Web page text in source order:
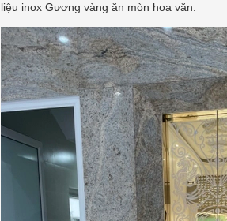
liệu inox Gương vàng ăn mòn hoa văn.